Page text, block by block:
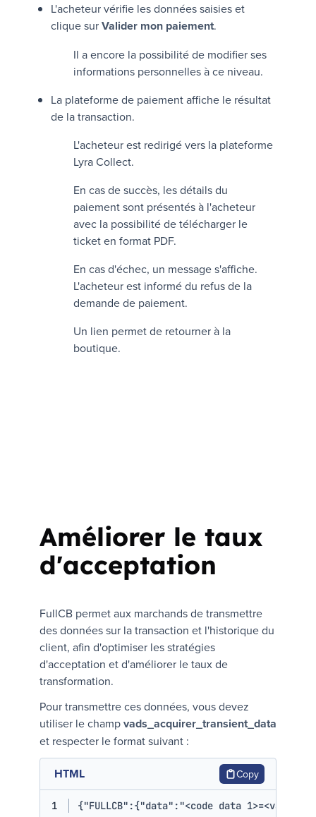
L'acheteur vérifie les données saisies et
clique surValider mon paiement.
Il a encore la possibilité de modifier ses
informations personnelles à ce niveau.
La plateforme de paiement affiche le résultat
de la transaction.
L'acheteur est redirigé vers la plateforme
Lyra Collect.
En cas de succès, les détails du
paiement sont présentés à l'acheteur
avec la possibilité de télécharger le
ticket en format PDF.
En cas d'échec, un message s'affiche.
L'acheteur est informé du refus de la
demande de paiement.
Un lien permet de retourner à la
boutique.
Améliorer le taux
d'acceptation
FullCB permet aux marchands de transmettre
des données sur la transaction et l'historique du
client, afin d'optimiser les stratégies
d'acceptation et d'améliorer le taux de
transformation.
Pour transmettre ces données, vous devez
utiliser le champvads_acquirer_transient_data
et respecter le format suivant :
HTML Copy
1 {"FULLCB":{"data":"<code data 1>=<valeur